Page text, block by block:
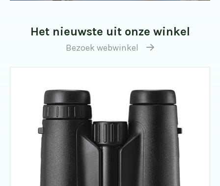
Het nieuwste uit onze winkel
Bezoek webwinkel